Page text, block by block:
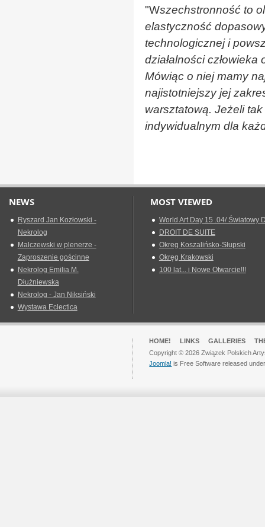
"Wszechstronność to
elastyczność
technologicznej i
działalności
Mówiąc o niej mamy
najistotniejszy jej
warsztatową. Jeżeli
indywidualnym dla
NEWS
Ryszard Jan Kozłowski -
Nekrolog
Malczewski w plenerze -
Zaproszenie gościnne
Nekrolog Emilia M.
Dłużniewska
Nekrolog - Jan Niksiński
Wystawa Eclectica
MOST VIEWED
World Art Day 15 .04/ Światowy
DROIT DE SUITE
Okreg Koszalińsko-Słupski
Okręg Krakowski
100 lat... i Nowe Otwarcie!!!
HOME! LINKS GALLERIES
Copyright © 2026 Związek Polskich
Joomla! is Free Software released